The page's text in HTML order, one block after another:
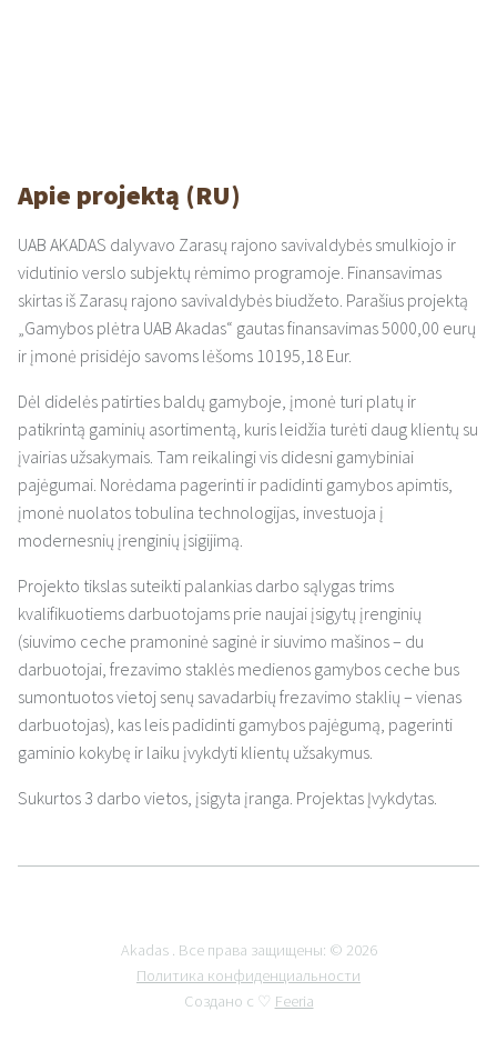
Apie projektą (RU)
UAB AKADAS dalyvavo Zarasų rajono savivaldybės smulkiojo ir
vidutinio verslo subjektų rėmimo programoje. Finansavimas
skirtas iš Zarasų rajono savivaldybės biudžeto. Parašius projektą
„Gamybos plėtra UAB Akadas“ gautas finansavimas 5000,00 eurų
ir įmonė prisidėjo savoms lėšoms 10195,18 Eur.
Dėl didelės patirties baldų gamyboje, įmonė turi platų ir
patikrintą gaminių asortimentą, kuris leidžia turėti daug klientų su
įvairias užsakymais. Tam reikalingi vis didesni gamybiniai
pajėgumai. Norėdama pagerinti ir padidinti gamybos apimtis,
įmonė nuolatos tobulina technologijas, investuoja į
modernesnių įrenginių įsigijimą.
Projekto tikslas suteikti palankias darbo sąlygas trims
kvalifikuotiems darbuotojams prie naujai įsigytų įrenginių
(siuvimo ceche pramoninė saginė ir siuvimo mašinos – du
darbuotojai, frezavimo staklės medienos gamybos ceche bus
sumontuotos vietoj senų savadarbių frezavimo staklių – vienas
darbuotojas), kas leis padidinti gamybos pajėgumą, pagerinti
gaminio kokybę ir laiku įvykdyti klientų užsakymus.
Sukurtos 3 darbo vietos, įsigyta įranga. Projektas Įvykdytas.
Akadas . Все права защищены: © 2026
Политика конфиденциальности
Создано с ♡ Feeria